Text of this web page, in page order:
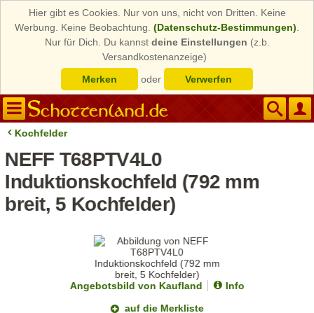
Hier gibt es Cookies. Nur von uns, nicht von Dritten. Keine
Werbung. Keine Beobachtung. (Datenschutz-Bestimmungen)
Nur für Dich. Du kannst deine Einstellungen (z.b.
Versandkostenanzeige)
Merken
oder Verwerfen
Kochfelder
NEFF T68PTV4L0
Induktionskochfeld (792 mm
breit, 5 Kochfelder)
Angebotsbild von Kaufland
Info
auf die Merkliste